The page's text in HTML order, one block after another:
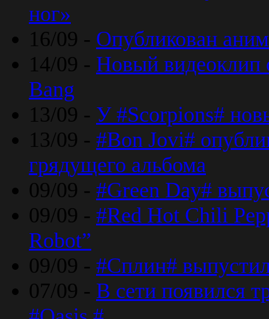
ног»
16/09 - Опубликован
14/09 - Новый видеоклип
Bang
13/09 - У #Scorpions#
13/09 - #Bon Jovi#
грядущего альбома
09/09 - #Green Day#
09/09 - #Red Hot Chili
Robot”
09/09 - #Сплин#
07/09 - В сети появился